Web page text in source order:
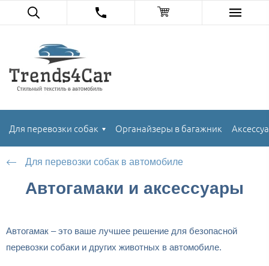
Для перевозки собак Органайзеры в багажник
Для перевозки собак в автомобиле
Автогамаки и аксессуары
Автогамак – это ваше лучшее решение для безопасной
перевозки собаки и других животных в автомобиле.